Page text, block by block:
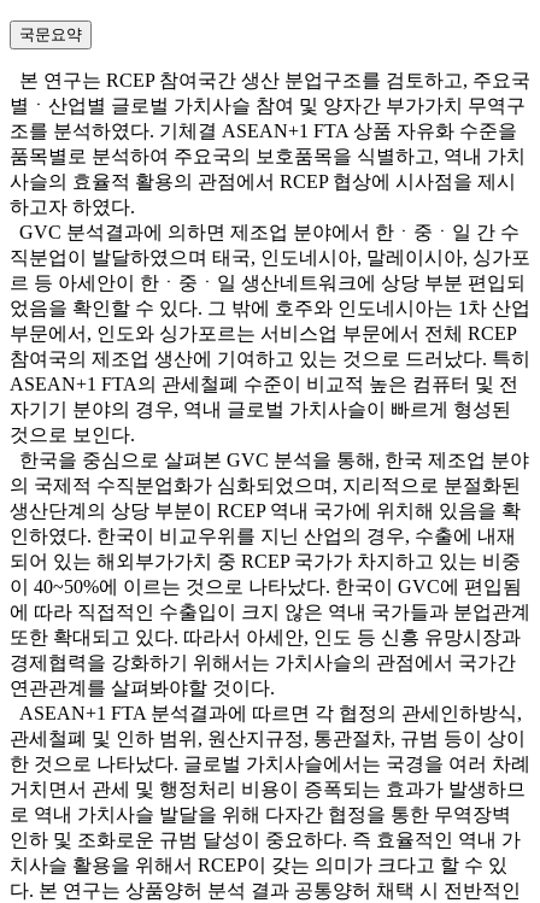
국문요약
본 연구는 RCEP 참여국간 생산 분업구조를 검토하고, 주요국
별ㆍ산업별 글로벌 가치사슬 참여 및 양자간 부가가치 무역구
조를 분석하였다. 기체결 ASEAN+1 FTA 상품 자유화 수준을
품목별로 분석하여 주요국의 보호품목을 식별하고, 역내 가치
사슬의 효율적 활용의 관점에서 RCEP 협상에 시사점을 제시
하고자 하였다.
GVC 분석결과에 의하면 제조업 분야에서 한ㆍ중ㆍ일 간 수
직분업이 발달하였으며 태국, 인도네시아, 말레이시아, 싱가포
르 등 아세안이 한ㆍ중ㆍ일 생산네트워크에 상당 부분 편입되
었음을 확인할 수 있다. 그 밖에 호주와 인도네시아는 1차 산업
부문에서, 인도와 싱가포르는 서비스업 부문에서 전체 RCEP
참여국의 제조업 생산에 기여하고 있는 것으로 드러났다. 특히
ASEAN+1 FTA의 관세철폐 수준이 비교적 높은 컴퓨터 및 전
자기기 분야의 경우, 역내 글로벌 가치사슬이 빠르게 형성된
것으로 보인다.
한국을 중심으로 살펴본 GVC 분석을 통해, 한국 제조업 분야
의 국제적 수직분업화가 심화되었으며, 지리적으로 분절화된
생산단계의 상당 부분이 RCEP 역내 국가에 위치해 있음을 확
인하였다. 한국이 비교우위를 지닌 산업의 경우, 수출에 내재
되어 있는 해외부가가치 중 RCEP 국가가 차지하고 있는 비중
이 40~50%에 이르는 것으로 나타났다. 한국이 GVC에 편입됨
에 따라 직접적인 수출입이 크지 않은 역내 국가들과 분업관계
또한 확대되고 있다. 따라서 아세안, 인도 등 신흥 유망시장과
경제협력을 강화하기 위해서는 가치사슬의 관점에서 국가간
연관관계를 살펴봐야할 것이다.
ASEAN+1 FTA 분석결과에 따르면 각 협정의 관세인하방식,
관세철폐 및 인하 범위, 원산지규정, 통관절차, 규범 등이 상이
한 것으로 나타났다. 글로벌 가치사슬에서는 국경을 여러 차례
거치면서 관세 및 행정처리 비용이 증폭되는 효과가 발생하므
로 역내 가치사슬 발달을 위해 다자간 협정을 통한 무역장벽
인하 및 조화로운 규범 달성이 중요하다. 즉 효율적인 역내 가
치사슬 활용을 위해서 RCEP이 갖는 의미가 크다고 할 수 있
다. 본 연구는 상품양허 분석 결과 공통양허 채택 시 전반적인